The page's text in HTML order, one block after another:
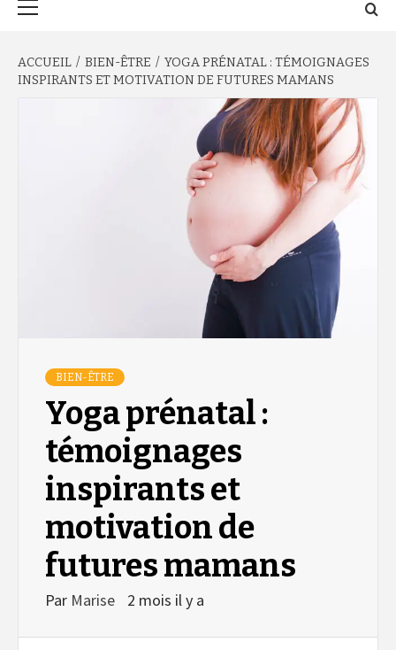
ACCUEIL BIEN-ÊTRE
YOGA PRÉNATAL : TÉMOIGNAGES
INSPIRANTS ET MOTIVATION DE FUTURES MAMANS
BIEN-ÊTRE
Yoga prénatal :
témoignages
inspirants et
motivation de
futures mamans
Par Marise 2 mois il y a